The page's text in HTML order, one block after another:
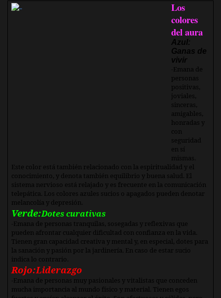
Los
colores
del aura
Azul:
Ganas de
vivir
-Emana de
personas
positivas,
joviales,
sinceras,
amigables,
honradas y
con
seguridad
en sí
mismas.
Este color está también relacionado con la espiritualidad y el
conocimiento, y denota también equilibrio y buena salud. El
sistema nervioso está relajado y es frecuente en la comunicación
telepática. Los colores azules sucios o apagados pueden denotar
melancolía y depresión.
Verde:Dotes curativas
-Emana de personas tranquilas, sosegadas y reflexivas que
pueden afrontar cualquier dificultad con confianza en la vida.
Tienen gran capacidad creativa y mental y, en especial, dotes para
la sanación y pasión por la jardinería. En caso de estar sucio
indica lo contrario.
Rojo:Liderazgo
-Emana de personas muy pasionales y vitalistas que conceden
mucha importancia al mundo físico y material. Tienen egos